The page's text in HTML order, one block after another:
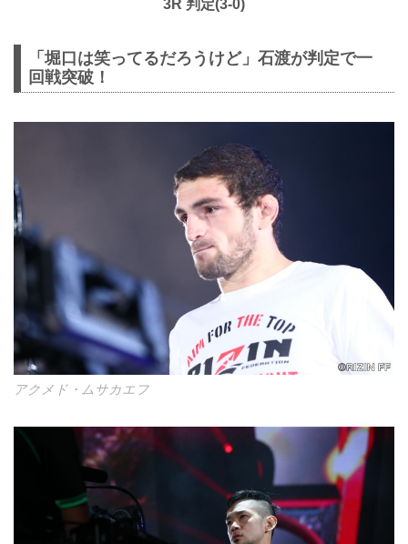
3R 判定(3-0)
「堀口は笑ってるだろうけど」石渡が判定で一
回戦突破！
アクメド・ムサカエフ